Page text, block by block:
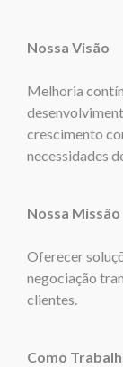
Nossa Visão
Melhoria
crescimento
necessidades
Nossa Missão
Oferecer
negociação
clientes.
Como